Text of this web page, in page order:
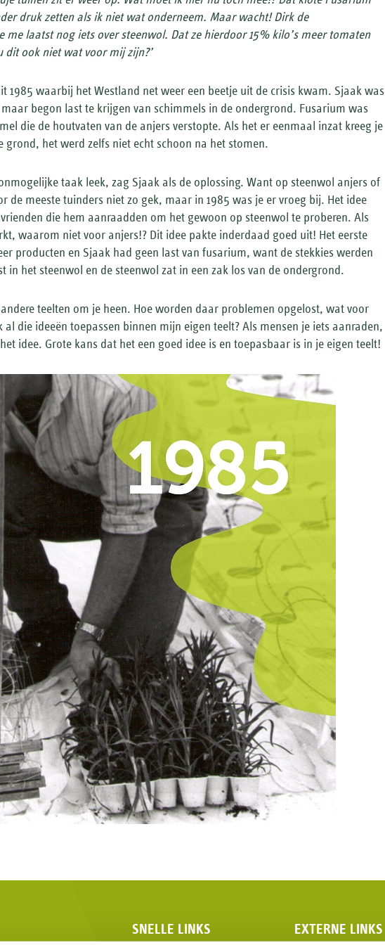
druk zetten als ik niet wat onderneem. Maar wacht! Dirk de
me laatst nog iets over steenwol. Dat ze hierdoor 15% kilo’s meer tomaten
dit ook niet wat voor mij zijn?’
1985 waarbij het Westland net weer een beetje uit de crisis kwam. Sjaak was
begon last te krijgen van schimmels in de ondergrond. Fusarium was
die de houtvaten van de anjers verstopte. Als het er eenmaal inzat kreeg je
grond, het werd zelfs niet echt schoon na het stomen.
taak leek, zag Sjaak als de oplossing. Want op steenwol anjers of
de meeste tuinders niet zo gek, maar in 1985 was je er vroeg bij. Het idee
die hem aanraadden om het gewoon op steenwol te proberen. Als
waarom niet voor anjers!? Dit idee pakte inderdaad goed uit! Het eerste
producten en Sjaak had geen last van fusarium, want de stekkies werden
in het steenwol en de steenwol zat in een zak los van de ondergrond.
andere teelten om je heen. Hoe worden daar problemen opgelost, wat voor
al die ideeën toepassen binnen mijn eigen teelt? Als mensen je iets aanraden,
idee. Grote kans dat het een goed idee is en toepasbaar is in je eigen teelt!
SNELLE LINKS EXTERNE LINKS